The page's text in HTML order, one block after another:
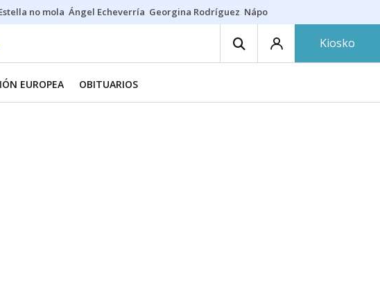
no mola Ángel Echeverría Georgina Rodríguez Nápoles - Osasuna
Kiosko
EUROPEA OBITUARIOS